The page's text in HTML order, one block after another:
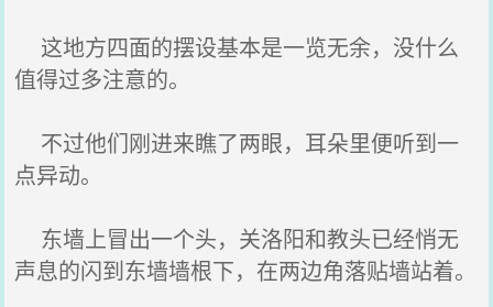
这地方四面的摆设基本是一览无余，没什么
值得过多注意的。
不过他们刚进来瞧了两眼，耳朵里便听到一
点异动。
东墙上冒出一个头，关洛阳和教头已经悄无
声息的闪到东墙墙根下，在两边角落贴墙站着。